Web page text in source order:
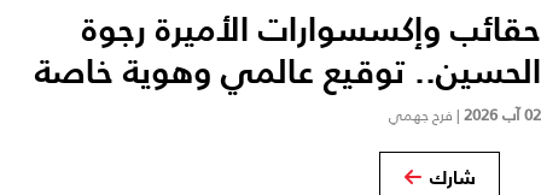
حقائب وإكسسوارات الأميرة رجوة
الحسين.. توقيع عالمي وهوية خاصة
02 آب 2026 | فرح جهمي
شارك